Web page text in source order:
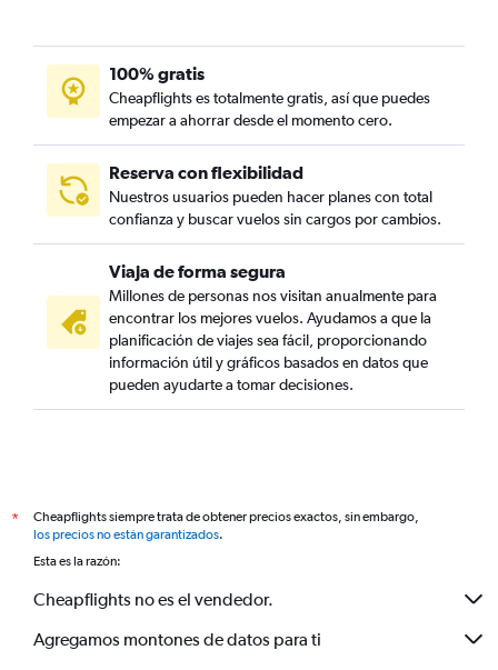
100% gratis
Cheapflights es totalmente gratis, así que puedes
empezar a ahorrar desde el momento cero.
Reserva con flexibilidad
Nuestros usuarios pueden hacer planes con total
confianza y buscar vuelos sin cargos por cambios.
Viaja de forma segura
Millones de personas nos visitan anualmente para
encontrar los mejores vuelos. Ayudamos a que la
planificación de viajes sea fácil, proporcionando
información útil y gráficos basados en datos que
pueden ayudarte a tomar decisiones.
*
Cheapflights siempre trata de obtener precios exactos, sin embargo,
los precios no están garantizados.
Esta es la razón:
Cheapflights no es el vendedor.
Agregamos montones de datos para ti